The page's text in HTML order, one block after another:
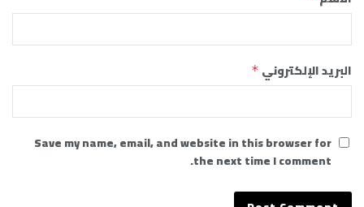
البريد الإلكتروني *
Save my name, email, and website in this browser for
the next time I comment.